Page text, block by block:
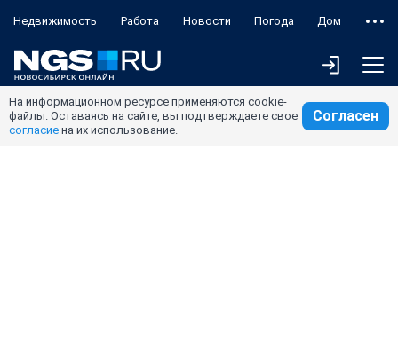
Недвижимость Работа Новости Погода Дом
На информационном ресурсе применяются cookie-
файлы. Оставаясь на сайте, вы подтверждаете свое
согласие на их использование.
Согласен